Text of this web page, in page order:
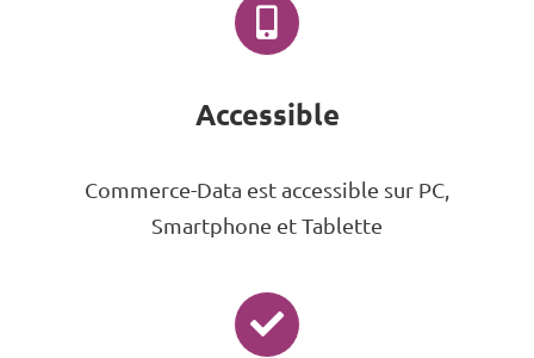
Accessible
Commerce-Data est accessible sur PC,
Smartphone et Tablette